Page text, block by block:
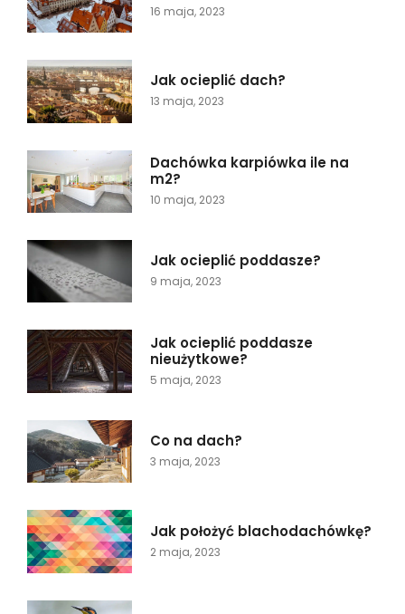
16 maja, 2023
Jak ocieplić dach?
13 maja, 2023
Dachówka karpiówka ile na
m2?
10 maja, 2023
Jak ocieplić poddasze?
9 maja, 2023
Jak ocieplić poddasze
nieużytkowe?
5 maja, 2023
Co na dach?
3 maja, 2023
Jak położyć blachodachówkę?
2 maja, 2023